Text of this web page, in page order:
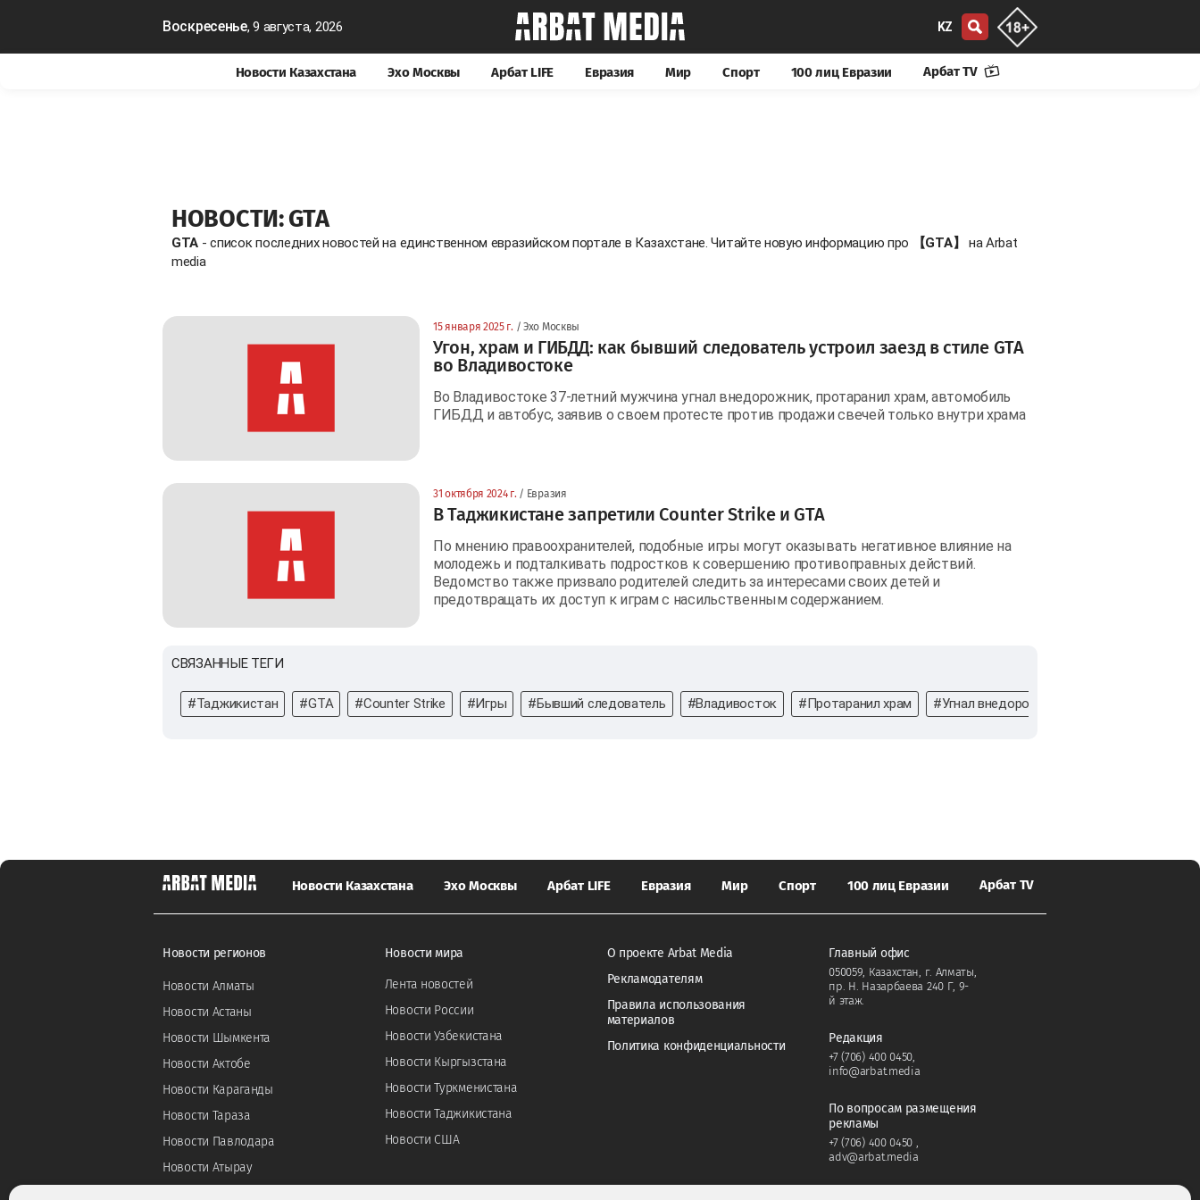
Воскресенье, 9 августа, 2026 KZ
Новости Казахстана Эхо Москвы Арбат LIFE Евразия Мир Спорт 100 лиц Евразии Арбат TV
НОВОСТИ: GTA
GTA - список последних новостей на единственном евразийском портале в Казахстане. Читайте новую информацию про 【GTA】
на Arbat
media
15 января 2025 г. / Эхо Москвы
Угон, храм и ГИБДД: как бывший следователь устроил заезд в стиле GTA
во Владивостоке
Во Владивостоке 37-летний мужчина угнал внедорожник, протаранил храм, автомобиль
ГИБДД и автобус, заявив о своем протесте против продажи свечей только внутри храма
31 октября 2024 г. / Евразия
В Таджикистане запретили Counter Strike и GTA
По мнению правоохранителей, подобные игры могут оказывать негативное влияние на
молодежь и подталкивать подростков к совершению противоправных действий.
Ведомство также призвало родителей следить за интересами своих детей и
предотвращать их доступ к играм с насильственным содержанием.
СВЯЗАННЫЕ ТЕГИ
#Таджикистан #GTA #Counter Strike #Игры #Бывший следователь #Владивосток #Протаранил храм #Угнал внедорожник
Новости Казахстана Эхо Москвы Арбат LIFE Евразия Мир Спорт 100 лиц Евразии Арбат TV
Новости регионов
Новости Алматы
Новости Астаны
Новости Шымкента
Новости Актобе
Новости Караганды
Новости Тараза
Новости Павлодара
Новости Атырау
Новости мира
Лента новостей
Новости России
Новости Узбекистана
Новости Кыргызстана
Новости Туркменистана
Новости Таджикистана
Новости США
О проекте Arbat Media
Рекламодателям
Правила использования
материалов
Политика конфиденциальности
Главный офис
050059, Казахстан, г. Алматы,
пр. Н. Назарбаева 240 Г, 9-
й этаж.
Редакция
+7 (706) 400 0450
info@arbat.media
По вопросам размещения
рекламы
+7 (706) 400 0450
adv@arbat.media